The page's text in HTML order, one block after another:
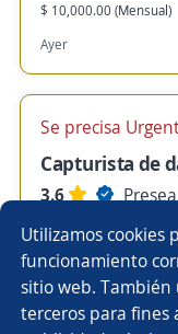
Utilizamos cookies
funcionamiento
sitio web. También
terceros para fines
$ 10,000.00 (Mensual)
Ayer
Se precisa
Capturista de
3.6
Tlalnepantla de
$ 10,000.00 (Mensual)
Ayer